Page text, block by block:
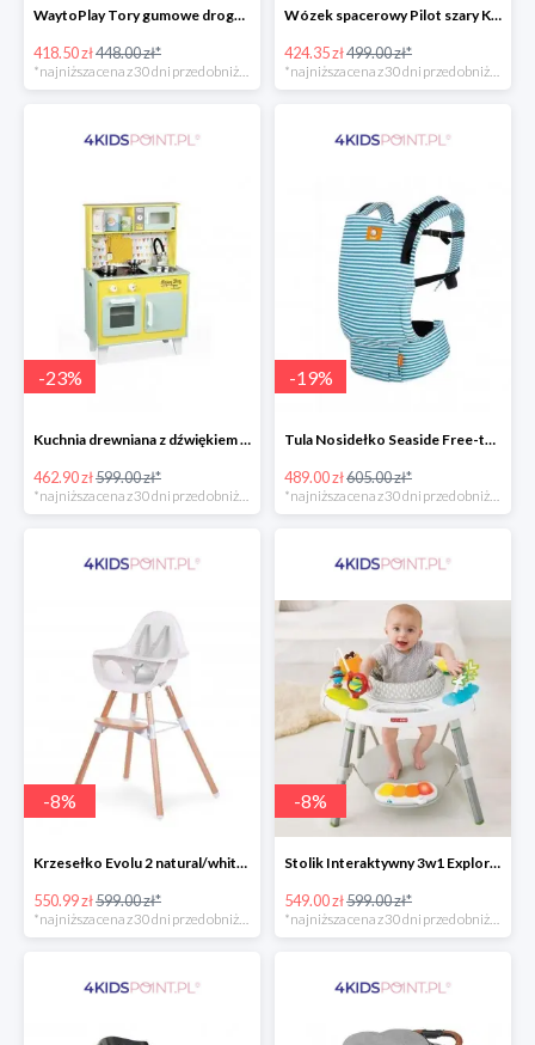
WaytoPlay Tory gumowe droga do układnia dla dzieci 40 elem.
418.50 zł448.00 zł*
*najniższa cena z 30 dni przed obniżką
Wózek spacerowy Pilot szary Kinderkraft
424.35 zł499.00 zł*
*najniższa cena z 30 dni przed obniżką
-23%
Kuchnia drewniana z dźwiękiem i z 7 akcesoriami Happy Day Janod
462.90 zł599.00 zł*
-19%
Tula Nosidełko Seaside Free-to-Grow
489.00 zł605.00 zł*
-8%
Krzesełko Evolu 2 natural/white Childhome
550.99 zł599.00 zł*
-8%
Stolik Interaktywny 3w1 Explore & More Skip Hop
549.00 zł599.00 zł*